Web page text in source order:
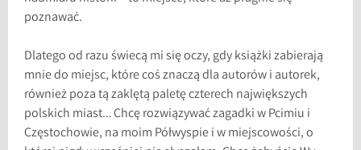
poznawać.
Dlatego od razu świecą mi się oczy, gdy książki zabierają
mnie do miejsc, które coś znaczą dla autorów i autorek,
również poza tą zaklętą paletę czterech największych
polskich miast… Chcę rozwiązywać zagadki w Pcimiu i
Częstochowie, na moim Półwyspie i w miejscowości, o